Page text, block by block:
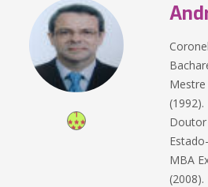
Mestre
(1992).
Doutor
MBA
(2008).